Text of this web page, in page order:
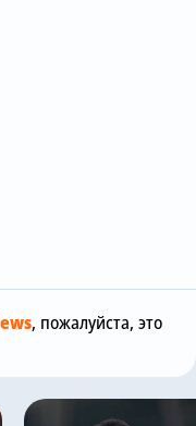
, пожалуйста, это